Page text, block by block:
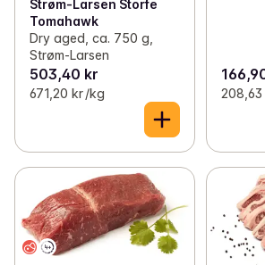
Strøm-Larsen Storfe
Tomahawk
Dry aged, ca. 750 g,
Strøm-Larsen
503,40 kr
671,20 kr /kg 208,63